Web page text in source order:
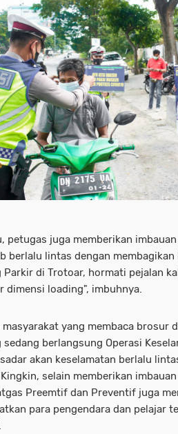
petugas juga memberikan
berlalu lintas dengan
Parkir di Trotoar, hormati pejalan
dimensi loading", imbuhnya.
masyarakat yang membaca brosur
sedang berlangsung Operasi
akan keselamatan berlalu
selain memberikan
Preemtif dan Preventif juga
para pengendara dan pelajar